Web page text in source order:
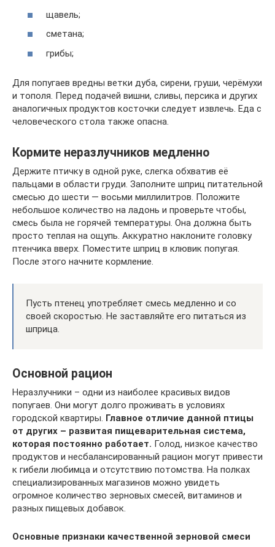
щавель;
сметана;
грибы;
Для попугаев вредны ветки дуба, сирени, груши, черёмухи
и тополя. Перед подачей вишни, сливы, персика и других
аналогичных продуктов косточки следует извлечь. Еда с
человеческого стола также опасна.
Кормите неразлучников медленно
Держите птичку в одной руке, слегка обхватив её
пальцами в области груди. Заполните шприц питательной
смесью до шести — восьми миллилитров. Положите
небольшое количество на ладонь и проверьте чтобы,
смесь была не горячей температуры. Она должна быть
просто теплая на ощупь. Аккуратно наклоните головку
птенчика вверх. Поместите шприц в клювик попугая.
После этого начните кормление.
Пусть птенец употребляет смесь медленно и со
своей скоростью. Не заставляйте его питаться из
шприца.
Основной рацион
Неразлучники – одни из наиболее красивых видов
попугаев. Они могут долго проживать в условиях
городской квартиры. Главное отличие данной птицы
от других – развитая пищеварительная система,
которая постоянно работает. Голод, низкое качество
продуктов и несбалансированный рацион могут привести
к гибели любимца и отсутствию потомства. На полках
специализированных магазинов можно увидеть
огромное количество зерновых смесей, витаминов и
разных пищевых добавок.
Основные признаки качественной зерновой смеси